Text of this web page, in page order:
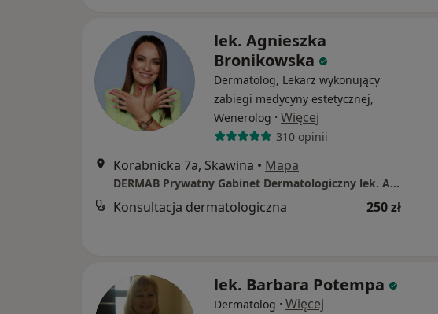
lek. Agnieszka
Bronikowska
Dermatolog, Lekarz wykonujący
zabiegi medycyny estetycznej,
Wenerolog · Więcej
310 opinii
Korabnicka 7a, Skawina • Mapa
DERMAB Prywatny Gabinet Dermatologiczny lek. Agnieszka Bronikowska
Konsultacja dermatologiczna 250 zł
lek. Barbara Potempa
Dermatolog · Więcej